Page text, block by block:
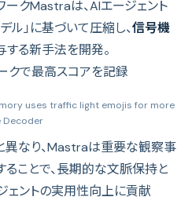
ークMastraは、AIエージェント
ル」に基づいて圧縮し、信号機
る新手法を開発。
クで最高スコアを記録
uses traffic light emojis for more
Decoder
なり、Mastraは重要な観察事
ることで、長期的な文脈保持と
ェントの実用性向上に貢献